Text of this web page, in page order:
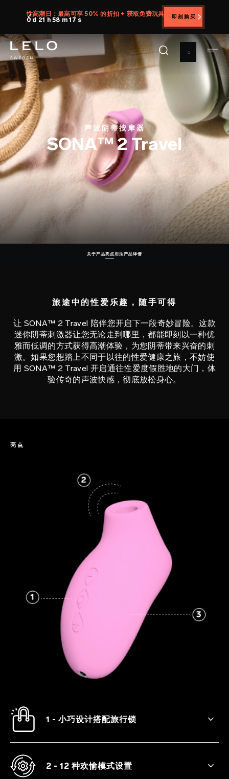
到
主
要
内
容
提供 30 天满意度保证，让您无忧体验 LELO
声波阴蒂按摩器
SONA™ 2 Travel
关于产品亮点用法产品详情
旅途中的性爱乐趣，随手可得
让 SONA™ 2 Travel 陪伴您开启下一段奇妙冒险。这款
迷你阴蒂刺激器让您无论走到哪里，都能即刻以一种优
雅而低调的方式获得高潮体验，为您阴蒂带来兴奋的刺
激。如果您想踏上不同于以往的性爱健康之旅，不妨使
用 SONA™ 2 Travel 开启通往性爱度假胜地的大门，体
验传奇的声波快感，彻底放松身心。
亮点
1 - 小巧设计搭配旅行锁
设计结构紧凑，尺寸合适，并且能够在运输
长 8.7 厘米（3.4 英寸），体积甚至比普通太
2 - 12 种欢愉模式设置